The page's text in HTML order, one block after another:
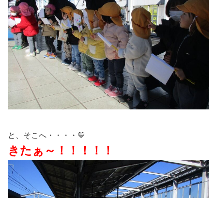
と、そこへ・・・・💛
きたぁ～！！！！！